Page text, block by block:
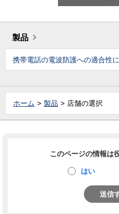
製品
携帯電話の電波防護への適合性
ホーム 製品 店舗の選択
このページの情報は
はい
送信